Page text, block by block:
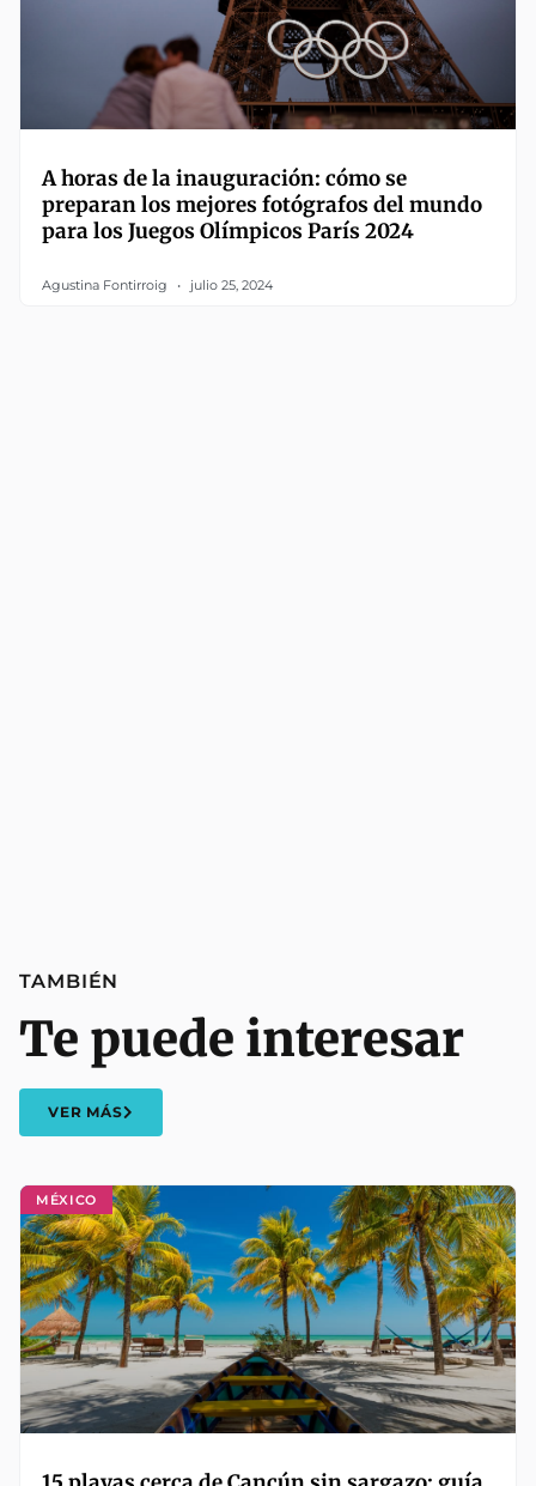
A horas de la inauguración: cómo se
preparan los mejores fotógrafos del mundo
para los Juegos Olímpicos París 2024
Agustina Fontirroig julio 25, 2024
MÉXICO
TAMBIÉN
Te puede interesar
VER MÁS